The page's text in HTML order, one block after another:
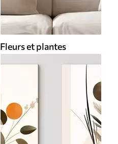
Fleurs et plantes